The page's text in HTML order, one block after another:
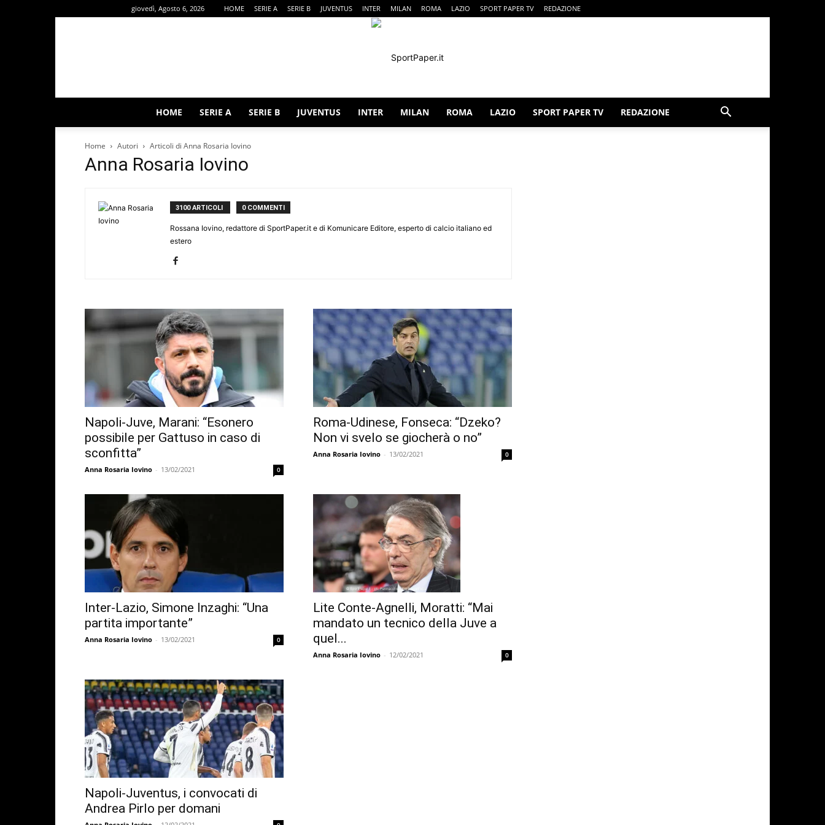
giovedì, Agosto 6, 2026 HOME SERIE A SERIE B JUVENTUS INTER MILAN ROMA LAZIO SPORT PAPER TV REDAZIONE
HOME SERIE A SERIE B JUVENTUS INTER MILAN ROMA LAZIO SPORT PAPER TV REDAZIONE
Home Autori Articoli di Anna Rosaria Iovino
Anna Rosaria Iovino
3100 ARTICOLI 0 COMMENTI
Rossana Iovino, redattore di SportPaper.it e di Komunicare Editore, esperto di calcio italiano ed
estero
Napoli-Juve, Marani: “Esonero
possibile per Gattuso in caso di
sconfitta”
Anna Rosaria Iovino - 13/02/2021 0
Roma-Udinese, Fonseca: “Dzeko?
Non vi svelo se giocherà o no”
Anna Rosaria Iovino - 13/02/2021 0
Inter-Lazio, Simone Inzaghi: “Una
partita importante”
Anna Rosaria Iovino - 13/02/2021 0
Lite Conte-Agnelli, Moratti: “Mai
mandato un tecnico della Juve a
quel...
Anna Rosaria Iovino - 12/02/2021 0
Napoli-Juventus, i convocati di
Andrea Pirlo per domani